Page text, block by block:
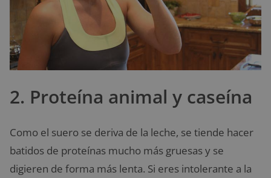
2. Proteína animal y caseína
Como el suero se deriva de la leche, se tiende hacer
batidos de proteínas mucho más gruesas y se
digieren de forma más lenta. Si eres intolerante a la